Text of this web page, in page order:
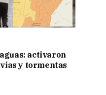
activaron
y tormentas